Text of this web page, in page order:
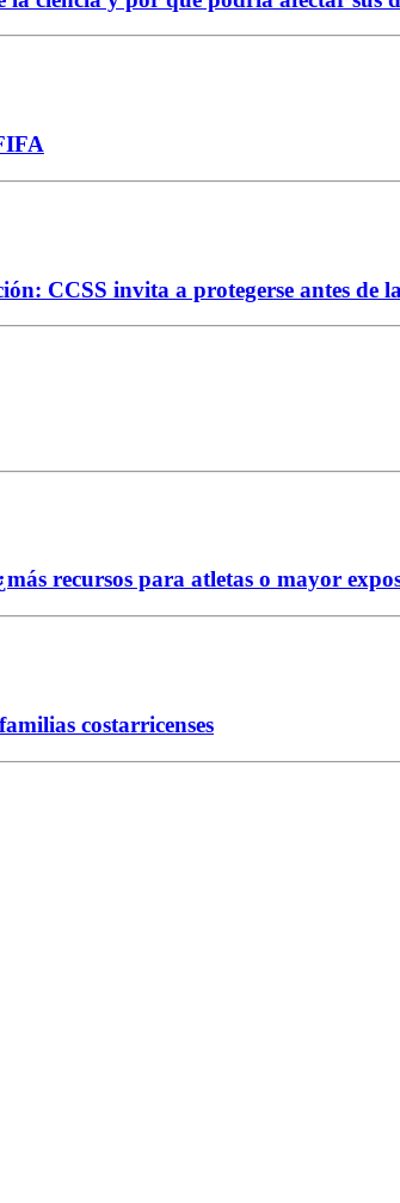
CCSS invita a protegerse antes de
recursos para atletas o mayor
costarricenses